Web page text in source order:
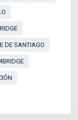
DE SANTIAGO